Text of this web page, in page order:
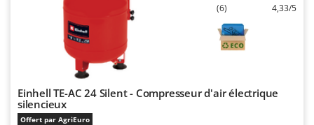
(6) 4,33/5
Einhell TE-AC 24 Silent - Compresseur d'air électrique
silencieux
Offert par AgriEuro